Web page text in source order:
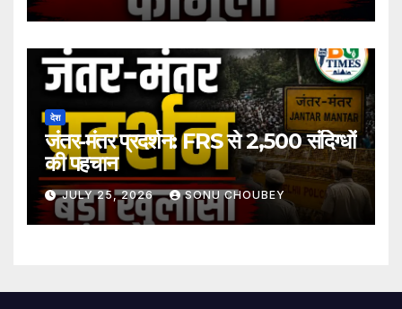
देश
जंतर-मंतर प्रदर्शन: FRS से 2,500 संदिग्धों
की पहचान
JULY 25, 2026 SONU CHOUBEY